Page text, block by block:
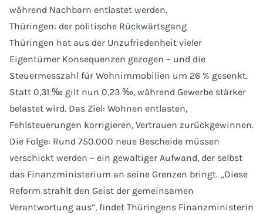
während Nachbarn entlastet werden.
Thüringen: der politische Rückwärtsgang
Thüringen hat aus der Unzufriedenheit vieler
Eigentümer Konsequenzen gezogen – und die
Steuermesszahl für Wohnimmobilien um 26 % gesenkt.
Statt 0,31 ‰ gilt nun 0,23 ‰, während Gewerbe stärker
belastet wird. Das Ziel: Wohnen entlasten,
Fehlsteuerungen korrigieren, Vertrauen zurückgewinnen.
Die Folge: Rund 750.000 neue Bescheide müssen
verschickt werden – ein gewaltiger Aufwand, der selbst
das Finanzministerium an seine Grenzen bringt. „Diese
Reform strahlt den Geist der gemeinsamen
Verantwortung aus“, findet Thüringens Finanzministerin